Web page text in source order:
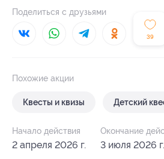
39
Поделиться с друзьями
Похожие акции
Квесты и квизы Детский
Начало действия
2 апреля 2026 г.
Окончание
3 июля 2026 г.